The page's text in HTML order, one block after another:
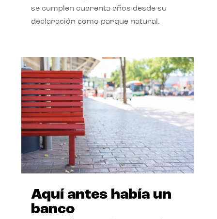
se cumplen cuarenta años desde su
declaración como parque natural.
Aquí antes había un
banco